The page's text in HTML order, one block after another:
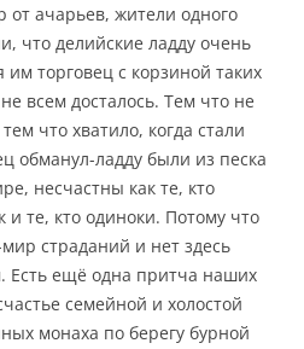
ачарьев, жители одного
что делийские ладду очень
им торговец с корзиной таких
всем досталось. Тем что не
что хватило, когда стали
обманул-ладду были из песка
несчастны как те, кто
те, кто одиноки. Потому что
страданий и нет здесь
Есть ещё одна притча наших
семейной и холостой
монаха по берегу бурной